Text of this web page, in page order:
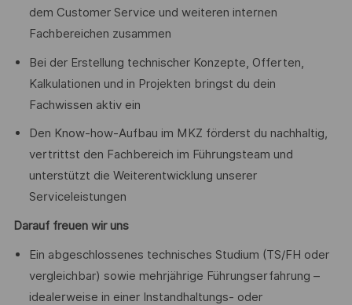
dem Customer Service und weiteren internen
Fachbereichen zusammen
Bei der Erstellung technischer Konzepte, Offerten,
Kalkulationen und in Projekten bringst du dein
Fachwissen aktiv ein
Den Know-how-Aufbau im MKZ förderst du nachhaltig,
vertrittst den Fachbereich im Führungsteam und
unterstützt die Weiterentwicklung unserer
Serviceleistungen
Darauf freuen wir uns
Ein abgeschlossenes technisches Studium (TS/FH oder
vergleichbar) sowie mehrjährige Führungserfahrung –
idealerweise in einer Instandhaltungs- oder